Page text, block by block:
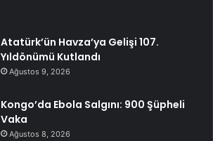
Atatürk’ün Havza’ya Gelişi 107.
Yıldönümü Kutlandı
Ağustos 9, 2026
Kongo’da Ebola Salgını: 900 Şüpheli
Vaka
Ağustos 8, 2026